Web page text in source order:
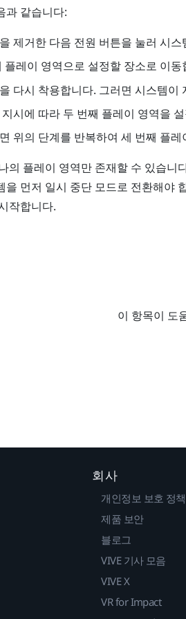
과 같습니다:
제거한 다음 전원 버튼을 눌러 시
플레이 영역으로 설정할 장소로 이동
다시 착용합니다. 그러면 시스템이
시에 따라 두 번째 플레이 영역을
위의 단계를 반복하여 세 번째 플
의 플레이 영역만 존재할 수 있습니
을 먼저 일시 중단 모드로 전환해야
작합니다.
이 항목이 도
회사
개인정보 보호 정책
제품 보안
블로그
VIVE 기사 모음
VIVE X
VR for Impact